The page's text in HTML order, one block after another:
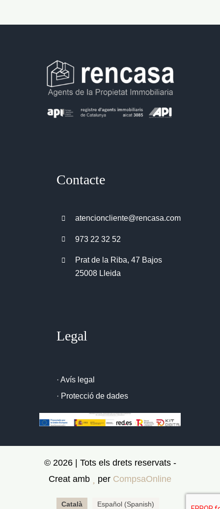
Contacte
atencioncliente@rencasa.com
973 22 32 52
Prat de la Riba, 47 Bajos
25008 Lleida
Legal
· Avís legal
· Protecció de dades
© 2026 | Tots els drets reservats -
Creat amb
per CompsaOnline
Català Español(Spanish)